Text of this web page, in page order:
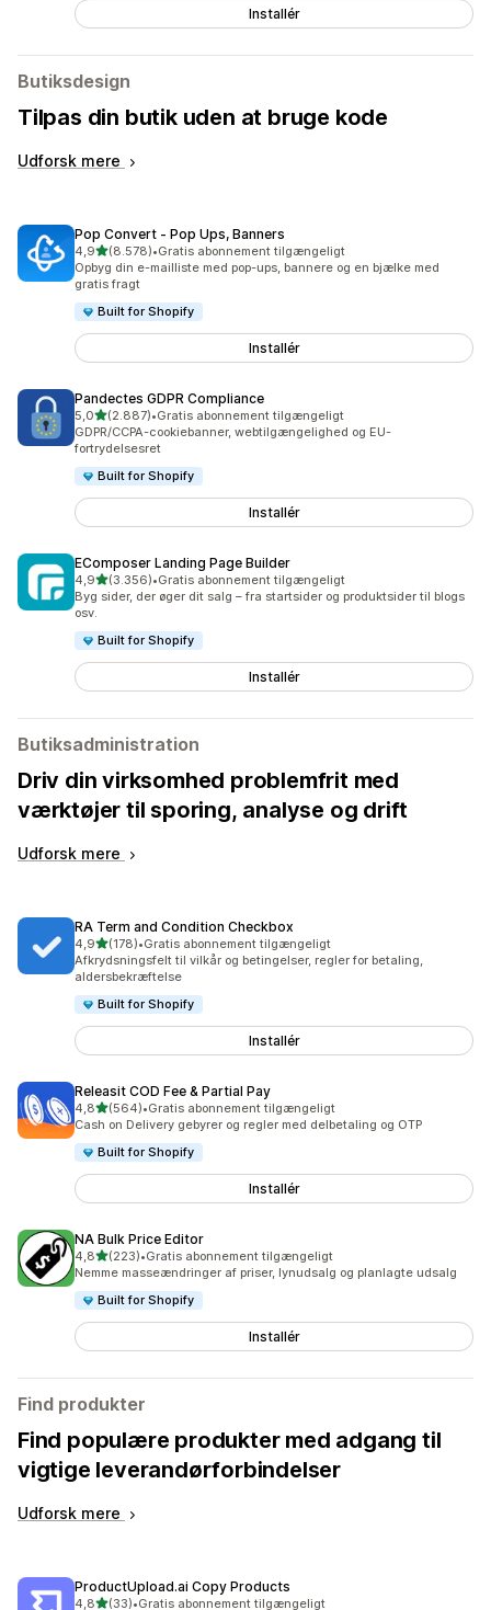
Installér
Butiksdesign
Tilpas din butik uden at bruge kode
Udforsk mere
Pop Convert ‑ Pop Ups, Banners
4,9ud af 5 stjerner
(8.578)
8578 anmeldelser i alt
•Gratis abonnement tilgængeligt
Opbyg din e-mailliste med pop-ups, bannere og en bjælke med
gratis fragt
Built for Shopify
Installér
Pandectes GDPR Compliance
5,0ud af 5 stjerner
(2.887)
2887 anmeldelser i alt
•Gratis abonnement tilgængeligt
GDPR/CCPA-cookiebanner, webtilgængelighed og EU-
fortrydelsesret
Built for Shopify
Installér
EComposer Landing Page Builder
4,9ud af 5 stjerner
(3.356)
3356 anmeldelser i alt
•Gratis abonnement tilgængeligt
Byg sider, der øger dit salg – fra startsider og produktsider til blogs
osv.
Built for Shopify
Installér
Butiksadministration
Driv din virksomhed problemfrit med
værktøjer til sporing, analyse og drift
Udforsk mere
RA Term and Condition Checkbox
4,9ud af 5 stjerner
(178)
178 anmeldelser i alt
•Gratis abonnement tilgængeligt
Afkrydsningsfelt til vilkår og betingelser, regler for betaling,
aldersbekræftelse
Built for Shopify
Installér
Releasit COD Fee & Partial Pay
4,8ud af 5 stjerner
(564)
564 anmeldelser i alt
•Gratis abonnement tilgængeligt
Cash on Delivery gebyrer og regler med delbetaling og OTP
Built for Shopify
Installér
NA Bulk Price Editor
4,8ud af 5 stjerner
(223)
223 anmeldelser i alt
•Gratis abonnement tilgængeligt
Nemme masseændringer af priser, lynudsalg og planlagte udsalg
Built for Shopify
Installér
Find produkter
Find populære produkter med adgang til
vigtige leverandørforbindelser
Udforsk mere
ProductUpload.ai Copy Products
4,8ud af 5 stjerner
(33)•Gratis abonnement tilgængeligt